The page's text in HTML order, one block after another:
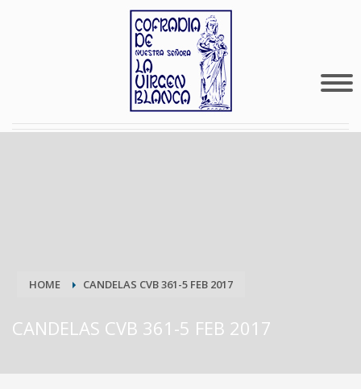
HOME CANDELAS CVB 361-5 FEB 2017
CANDELAS CVB 361-5 FEB 2017